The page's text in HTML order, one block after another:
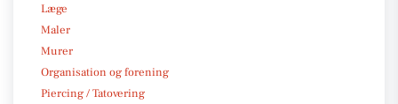
Læge
Maler
Murer
Organisation og forening
Piercing / Tatovering